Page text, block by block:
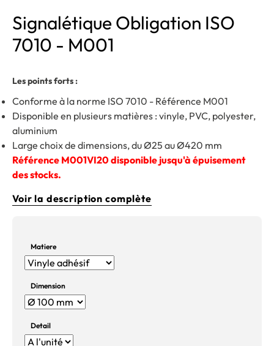
Signalétique Obligation ISO
7010 - M001
Les points forts :
Conforme à la norme ISO 7010 - Référence M001
Disponible en plusieurs matières : vinyle, PVC, polyester,
aluminium
Large choix de dimensions, du Ø25 au Ø420 mm
Référence M001VI20 disponible jusqu'à épuisement
des stocks.
Voir la description complète
Matiere
Dimension
Detail